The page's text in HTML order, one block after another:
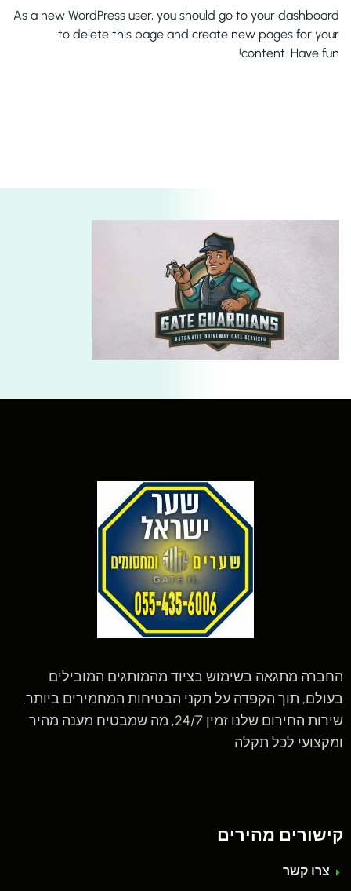
As a new WordPress user, you should go to your dashboard
to delete this page and create new pages for your
content. Have fun!
החברה מתגאה בשימוש בציוד מהמותגים המובילים
בעולם, תוך הקפדה על תקני הבטיחות המחמירים ביותר.
שירות החירום שלנו זמין 24/7, מה שמבטיח מענה מהיר
ומקצועי לכל תקלה.
קישורים מהירים
צרו קשר